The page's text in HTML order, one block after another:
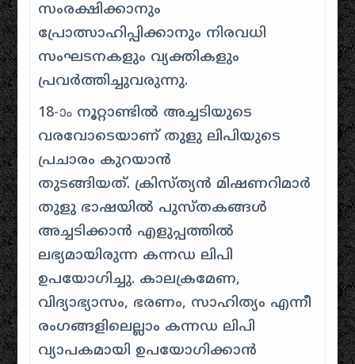
സംരക്ഷിക്കാനും
പ്രോത്സാഹിപ്പിക്കാനും നിരവധി
സംഘടനകളും വ്യക്തികളും
പ്രവർത്തിച്ചുവരുന്നു.
18-ാം നൂറ്റാണ്ടിൽ അച്ചടിയുടെ
വരവോടെയാണ് തുളു ലിപിയുടെ
പ്രചാരം കുറയാൻ
തുടങ്ങിയത്. ക്രിസ്ത്യൻ മിഷണറിമാർ
തുളു ഭാഷയിൽ പുസ്തകങ്ങൾ
അച്ചടിക്കാൻ എളുപ്പത്തിൽ
ലഭ്യമായിരുന്ന കന്നഡ ലിപി
ഉപയോഗിച്ചു. കാലക്രമേണ,
വിദ്യാഭ്യാസം, ഭരണം, സാഹിത്യം എന്നീ
രംഗങ്ങളിലെല്ലാം കന്നഡ ലിപി
വ്യാപകമായി ഉപയോഗിക്കാൻ